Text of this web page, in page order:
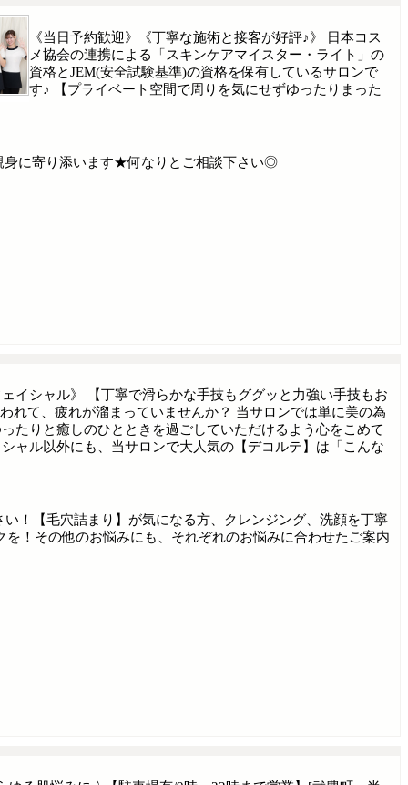
《当日予約歓迎》《丁寧な施術と接客が好評♪》 日本コス
メ協会の連携による「スキンケアマイスター・ライト」の
資格とJEM(安全試験基準)の資格を保有しているサロンで
す♪ 【プライベート空間で周りを気にせずゆったりまった
身に寄り添います★何なりとご相談下さい◎
イシャル》 【丁寧で滑らかな手技もググッと力強い手技もお
れて、疲れが溜まっていませんか？ 当サロンでは単に美の為
たりと癒しのひとときを過ごしていただけるよう心をこめて
ャル以外にも、当サロンで大人気の【デコルテ】は「こんな
！【毛穴詰まり】が気になる方、クレンジング、洗顔を丁寧
！その他のお悩みにも、それぞれのお悩みに合わせたご案内